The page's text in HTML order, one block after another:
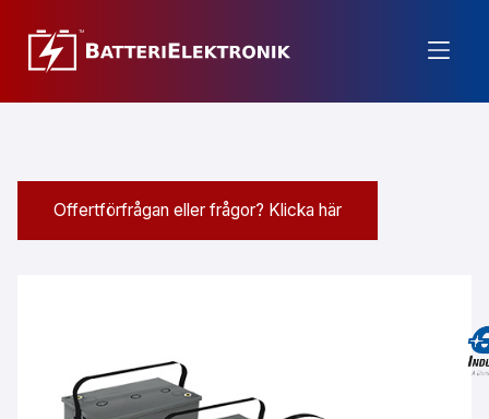
Offertförfrågan eller frågor? Klicka här